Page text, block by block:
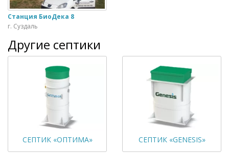
Станция БиоДека 8
г. Суздаль
Другие септики
СЕПТИК «ОПТИМА» СЕПТИК «GENESIS»